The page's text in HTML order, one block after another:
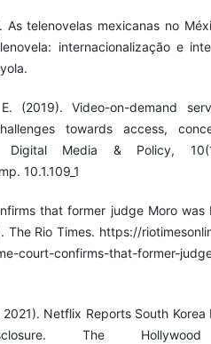
telenovelas mexicanas no
internacionalização e
(2019). Video-on-demand
towards access,
Digital Media & Policy,
10.1.109_1
that former judge Moro was
The Rio Times. https://
court-confirms-that-former-
Netflix Reports South
The Hollywood